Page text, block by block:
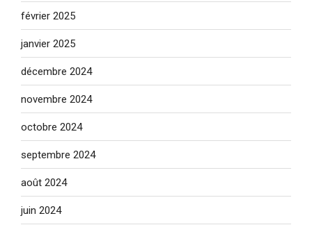
février 2025
janvier 2025
décembre 2024
novembre 2024
octobre 2024
septembre 2024
août 2024
juin 2024